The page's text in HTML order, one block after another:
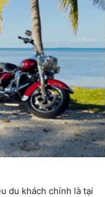
du khách chính là tại